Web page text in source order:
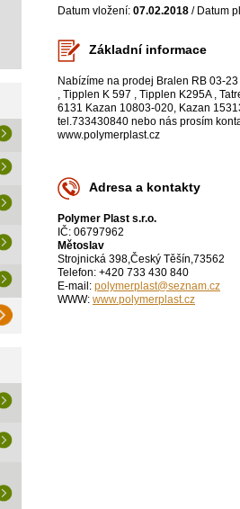
Datum vložení: 07.02.2018 / Datum
Základní informace
Nabízíme na prodej Bralen RB 03-
, Tipplen K 597 , Tipplen K295A ,
6131 Kazan 10803-020, Kazan
tel.733430840 nebo nás prosím
www.polymerplast.cz
Adresa a kontakty
Polymer Plast s.r.o.
IČ: 06797962
Mětoslav
Strojnická 398,Český Těšín,73562
Telefon: +420 733 430 840
E-mail: polymerplast@seznam.cz
WWW: www.polymerplast.cz